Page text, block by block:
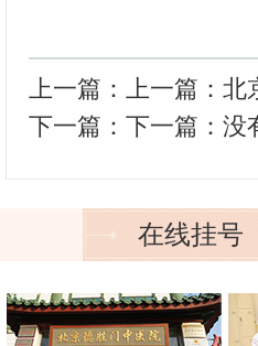
上一篇：上一篇： 北
下一篇：下一篇：没
在线挂号